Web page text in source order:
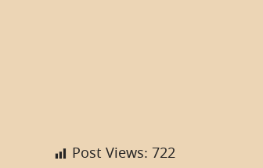
Post Views: 722